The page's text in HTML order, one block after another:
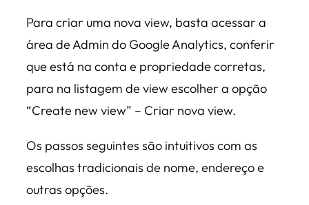
Para criar uma nova view, basta acessar a
área de Admin do Google Analytics, conferir
que está na conta e propriedade corretas,
para na listagem de view escolher a opção
“Create new view” – Criar nova view.
Os passos seguintes são intuitivos com as
escolhas tradicionais de nome, endereço e
outras opções.